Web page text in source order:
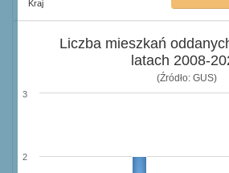
Kraj
Liczba mieszkań
latach 2008-
(Źródło: GUS)
2
3